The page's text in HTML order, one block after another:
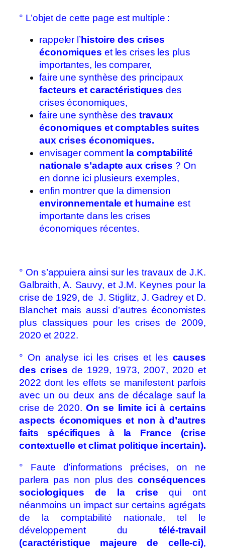
° L’objet de cette page est multiple :
rappeler l’histoire des crises
économiques et les crises les plus
importantes, les comparer,
faire une synthèse des principaux
facteurs et caractéristiques des
crises économiques,
faire une synthèse des travaux
économiques et comptables suites
aux crises économiques.
envisager comment la comptabilité
nationale s’adapte aux crises ? On
en donne ici plusieurs exemples,
enfin montrer que la dimension
environnementale et humaine est
importante dans les crises
économiques récentes.
° On s’appuiera ainsi sur les travaux de J.K.
Galbraith, A. Sauvy, et J.M. Keynes pour la
crise de 1929, de J. Stiglitz, J. Gadrey et D.
Blanchet mais aussi d’autres économistes
plus classiques pour les crises de 2009,
2020 et 2022.
° On analyse ici les crises et les causes
des crises de 1929, 1973, 2007, 2020 et
2022 dont les effets se manifestent parfois
avec un ou deux ans de décalage sauf la
crise de 2020.On se limite ici à certains
aspects économiques et non à d’autres
faits spécifiques à la France (crise
contextuelle et climat politique incertain).
° Faute d’informations précises, on ne
parlera pas non plus desconséquences
sociologiques de la crise qui ont
néanmoins un impact sur certains agrégats
de la comptabilité nationale, tel le
développement dutélé-travail
(caractéristique majeure de celle-ci),